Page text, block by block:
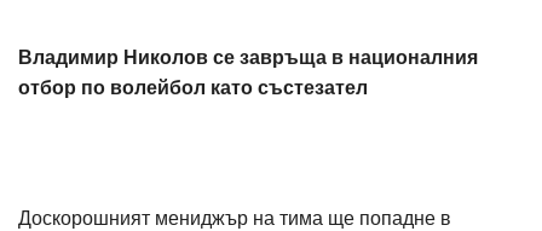
Владимир Николов се завръща в националния
отбор по волейбол като състезател
Доскорошният мениджър на тима ще попадне в